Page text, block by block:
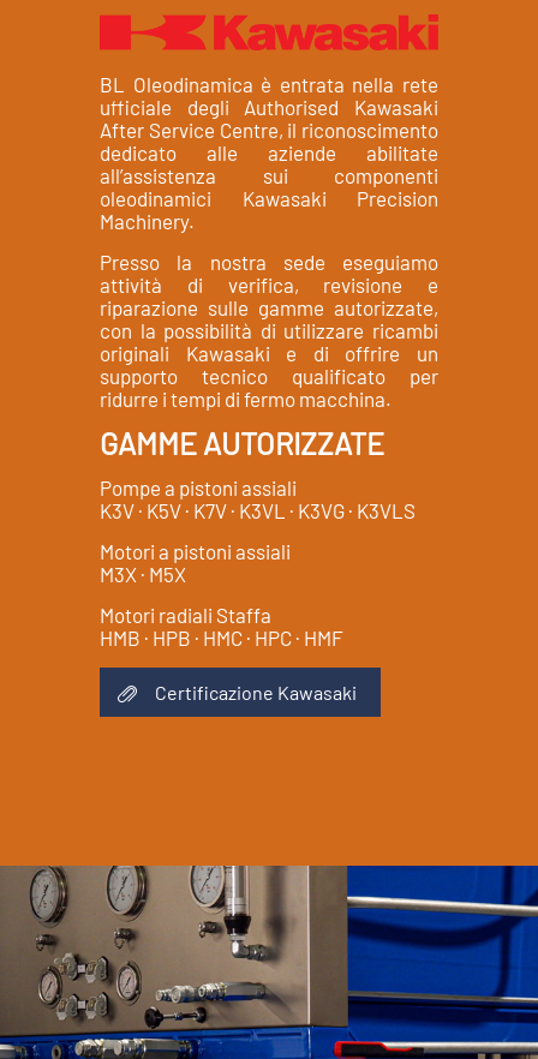
BL Oleodinamica è entrata nella rete
ufficiale degli Authorised Kawasaki
After Service Centre, il riconoscimento
dedicato alle aziende abilitate
all’assistenza sui componenti
oleodinamici Kawasaki Precision
Machinery.
Presso la nostra sede eseguiamo
attività di verifica, revisione e
riparazione sulle gamme autorizzate,
con la possibilità di utilizzare ricambi
originali Kawasaki e di offrire un
supporto tecnico qualificato per
ridurre i tempi di fermo macchina.
GAMME AUTORIZZATE
Pompe a pistoni assiali
K3V · K5V · K7V · K3VL · K3VG · K3VLS
Motori a pistoni assiali
M3X · M5X
Motori radiali Staffa
HMB · HPB · HMC · HPC · HMF
Certificazione Kawasaki